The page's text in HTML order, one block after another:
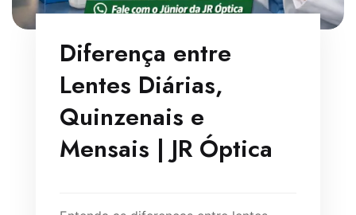
Diferença entre
Lentes Diárias,
Quinzenais e
Mensais | JR Óptica